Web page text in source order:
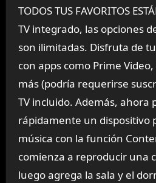
TODOS TUS FAVORITOS
TV integrado, las opciones
son ilimitadas. Disfruta de
con apps como Prime
más (podría requerirse
TV incluido. Además, ahora
rápidamente un dispositivo
música con la función
comienza a reproducir una
luego agrega la sala y el